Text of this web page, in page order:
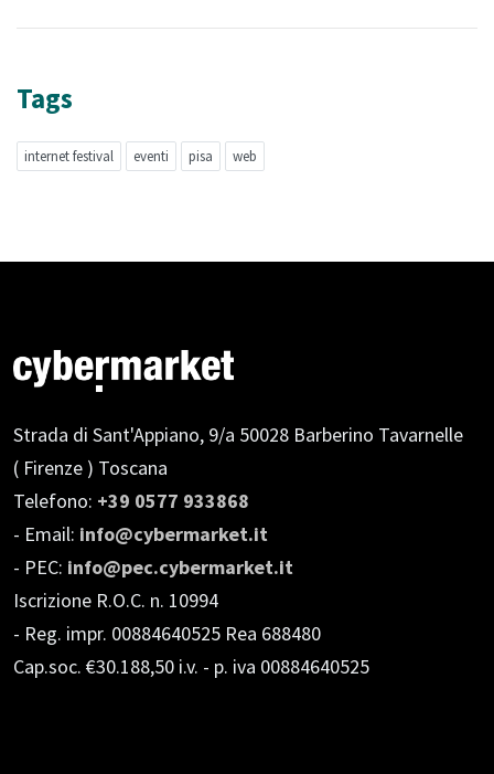
Tags
internet festival eventi pisa web
Strada di Sant'Appiano, 9/a 50028 Barberino Tavarnelle
( Firenze ) Toscana
Telefono: +39 0577 933868
- Email: info@cybermarket.it
- PEC: info@pec.cybermarket.it
Iscrizione R.O.C. n. 10994
- Reg. impr. 00884640525 Rea 688480
Cap.soc. €30.188,50 i.v. - p. iva 00884640525